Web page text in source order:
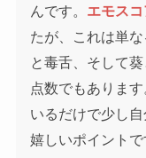
んです。 エモスコ
たが、これは単
と毒舌、そして
点数でもありま
いるだけで少し
嬉しいポイントで